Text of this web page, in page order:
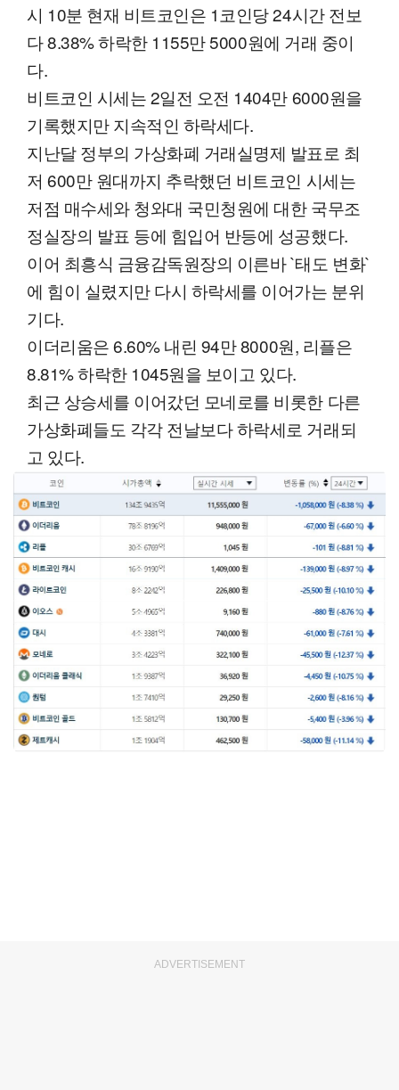
시 10분 현재 비트코인은 1코인당 24시간 전보
다 8.38% 하락한 1155만 5000원에 거래 중이
다.
비트코인 시세는 2일전 오전 1404만 6000원을
기록했지만 지속적인 하락세다.
지난달 정부의 가상화폐 거래실명제 발표로 최
저 600만 원대까지 추락했던 비트코인 시세는
저점 매수세와 청와대 국민청원에 대한 국무조
정실장의 발표 등에 힘입어 반등에 성공했다.
이어 최흥식 금융감독원장의 이른바 `태도 변화`
에 힘이 실렸지만 다시 하락세를 이어가는 분위
기다.
이더리움은 6.60% 내린 94만 8000원, 리플은
8.81% 하락한 1045원을 보이고 있다.
최근 상승세를 이어갔던 모네로를 비롯한 다른
가상화폐들도 각각 전날보다 하락세로 거래되
고 있다.
ADVERTISEMENT